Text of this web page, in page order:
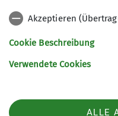
Nützliche Links
Sektion Günzburg des Deutschen
Telefon +4982219646199
Akzeptieren
Cookie Beschreibung
Verwendete Cookies
ALLE